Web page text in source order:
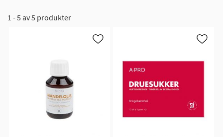
1 - 5 av 5 produkter